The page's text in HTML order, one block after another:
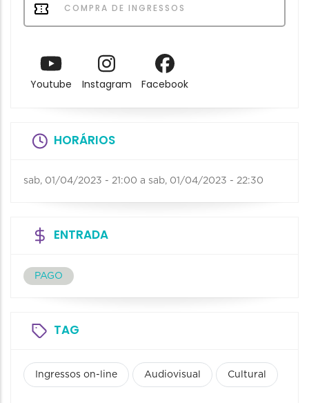
COMPRA DE INGRESSOS
Youtube Instagram Facebook
HORÁRIOS
sab, 01/04/2023 - 21:00 a sab, 01/04/2023 - 22:30
ENTRADA
PAGO
TAG
Ingressos on-line Audiovisual Cultural